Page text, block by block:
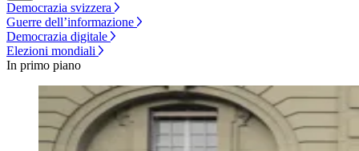
Democrazia svizzera
Guerre dell’informazione
Democrazia digitale
Elezioni mondiali
In primo piano